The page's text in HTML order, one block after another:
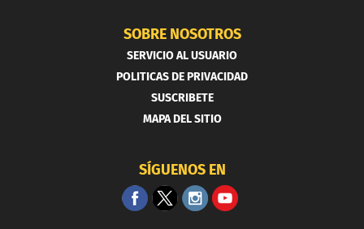
SOBRE NOSOTROS
SERVICIO AL USUARIO
POLITICAS DE PRIVACIDAD
SUSCRIBETE
MAPA DEL SITIO
SÍGUENOS EN